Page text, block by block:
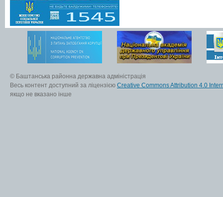
© Баштанська районна державна адміністрація
Весь контент доступний за ліцензією Creative Commons Attribution 4.0
якщо не вказано інше